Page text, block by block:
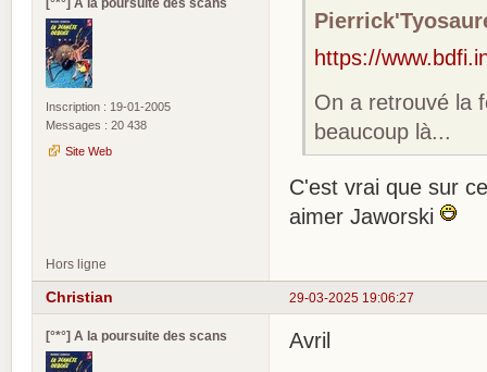
[°*°] A la poursuite des scans
Inscription : 19-01-2005
Messages : 20 438
Site Web
https://
On a retrouvé la
beaucoup là...
C'est vrai que sur
aimer Jaworski
Hors ligne
29-03-2025 19:06:27
Christian
[°*°] A la poursuite des scans
Avril